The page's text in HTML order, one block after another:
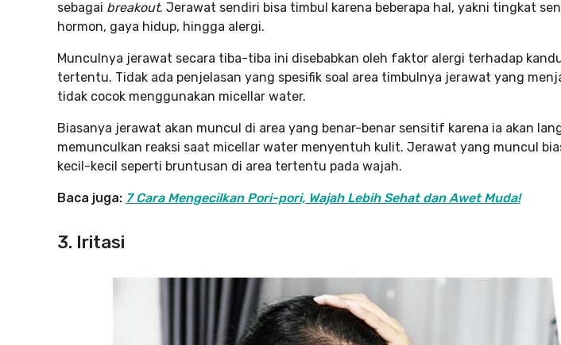
sebagai breakout. Jerawat sendiri bisa timbul karena beberapa hal, yakni tingkat
hormon, gaya hidup, hingga alergi.
Munculnya jerawat secara tiba-tiba ini disebabkan oleh faktor alergi terhadap
tertentu. Tidak ada penjelasan yang spesifik soal area timbulnya jerawat yang
tidak cocok menggunakan micellar water.
Biasanya jerawat akan muncul di area yang benar-benar sensitif karena ia akan
memunculkan reaksi saat micellar water menyentuh kulit. Jerawat yang muncul
kecil-kecil seperti bruntusan di area tertentu pada wajah.
Baca juga: 7 Cara Mengecilkan Pori-pori, Wajah Lebih Sehat dan Awet Muda!
3. Iritasi